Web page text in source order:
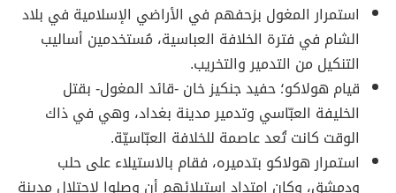
استمرار المغول بزحفهم في الأراضي الإسلامية في بلاد
الشام في فترة الخلافة العباسية، مُستخدمين أساليب
التنكيل من التدمير والتخريب.
قيام هولاكو؛ حفيد جنكيز خان -قائد المغول- بقتل
الخليفة العبّاسي وتدمير مدينة بغداد، وهي في ذاك
الوقت كانت تُعد عاصمة للخلافة العبّاسيّة.
استمرار هولاكو بتدميره، فقام بالاستيلاء على حلب
ودمشق، وكان امتداد استيلائهم أن وصلوا لاحتلال مدينة